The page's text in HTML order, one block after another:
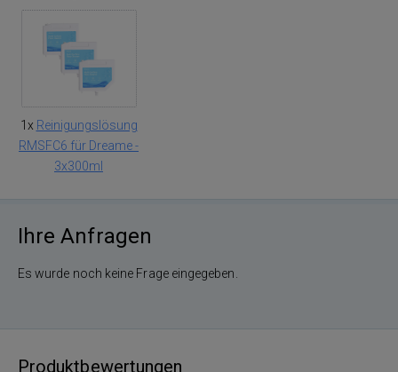
1x Reinigungslösung
RMSFC6 für Dreame -
3x300ml
Ihre Anfragen
Es wurde noch keine Frage eingegeben.
Produktbewertungen